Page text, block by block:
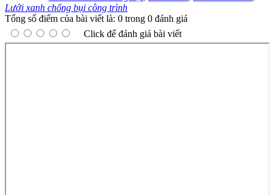
Lưới xanh chống bụi công trình
Tổng số điểm của bài viết là: 0 trong 0 đánh giá
Click để đánh giá bài viết